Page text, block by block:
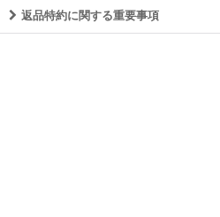
返品特約に関する重要事項